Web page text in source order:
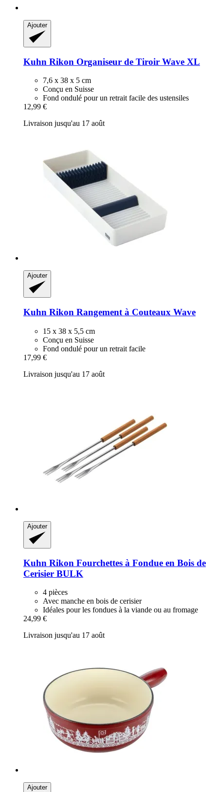
Ajouter
Kuhn Rikon Organiseur de Tiroir Wave XL
7,6 x 38 x 5 cm
Conçu en Suisse
Fond ondulé pour un retrait facile des ustensiles
12,99 €
Livraison jusqu'au 17 août
Ajouter
Kuhn Rikon Rangement à Couteaux Wave
15 x 38 x 5,5 cm
Conçu en Suisse
Fond ondulé pour un retrait facile
17,99 €
Livraison jusqu'au 17 août
Ajouter
Kuhn Rikon Fourchettes à Fondue en Bois de
Cerisier BULK
4 pièces
Avec manche en bois de cerisier
Idéales pour les fondues à la viande ou au fromage
24,99 €
Livraison jusqu'au 17 août
Ajouter